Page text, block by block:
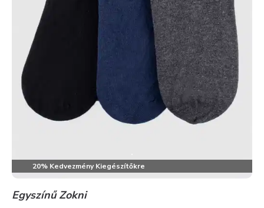
20% Kedvezmény Kiegészítőkre
Egyszínű Zokni